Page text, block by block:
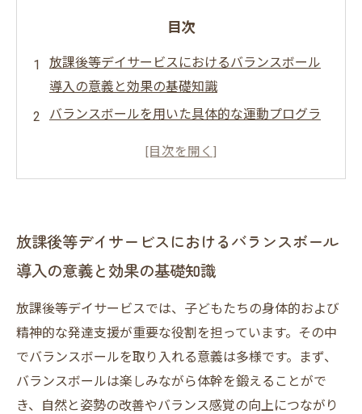
目次
放課後等デイサービスにおけるバランスボール
導入の意義と効果の基礎知識
バランスボールを用いた具体的な運動プログラ
の工夫
放課後等デイサービスにおけるバランスボール
導入の意義と効果の基礎知識
放課後等デイサービスでは、子どもたちの身体的および
精神的な発達支援が重要な役割を担っています。その中
でバランスボールを取り入れる意義は多様です。まず、
バランスボールは楽しみながら体幹を鍛えることがで
き、自然と姿勢の改善やバランス感覚の向上につながり